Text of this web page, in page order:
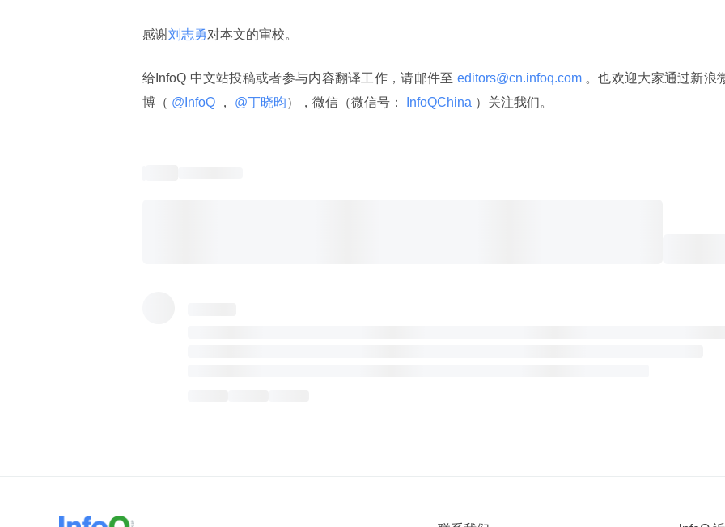
感谢刘志勇对本文的审校。
给InfoQ 中文站投稿或者参与内容翻译工作，请邮件至 editors@cn.infoq.com 。也欢迎大家通过新浪
博（ @InfoQ ， @丁晓昀），微信（微信号： InfoQChina ）关注我们。